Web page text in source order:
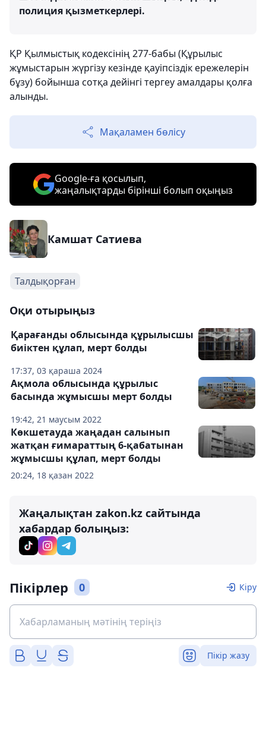
полиция қызметкерлері.
ҚР Қылмыстық кодексінің 277-бабы (Құрылыс
жұмыстарын жүргізу кезінде қауіпсіздік ережелерін
бұзу) бойынша сотқа дейінгі тергеу амалдары қолға
алынды.
Мақаламен бөлісу
Google-ға қосылып,
жаңалықтарды бірінші болып оқыңыз
Камшат Сатиева
Талдықорған
Оқи отырыңыз
17:37, 03 қараша 2024
Қарағанды облысында құрылысшы
биіктен құлап, мерт болды
19:42, 21 маусым 2022
Ақмола облысында құрылыс
басында жұмысшы мерт болды
20:24, 18 қазан 2022
Көкшетауда жаңадан салынып
жатқан ғимараттың 6-қабатынан
жұмысшы құлап, мерт болды
Жаңалықтан zakon.kz сайтында
хабардар болыңыз:
Пікірлер 0 Кіру
Пікір жазу